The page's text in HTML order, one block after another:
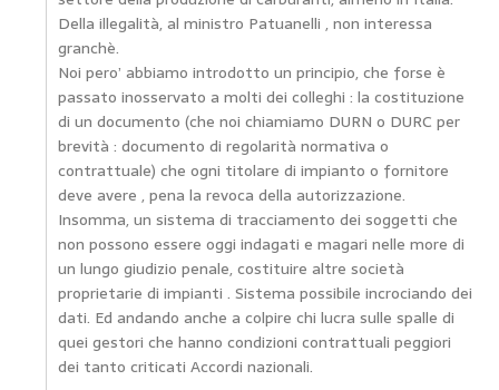
Della illegalità, al ministro Patuanelli , non interessa
granchè.
Noi pero’ abbiamo introdotto un principio, che forse è
passato inosservato a molti dei colleghi : la costituzione
di un documento (che noi chiamiamo DURN o DURC per
brevità : documento di regolarità normativa o
contrattuale) che ogni titolare di impianto o fornitore
deve avere , pena la revoca della autorizzazione.
Insomma, un sistema di tracciamento dei soggetti che
non possono essere oggi indagati e magari nelle more di
un lungo giudizio penale, costituire altre società
proprietarie di impianti . Sistema possibile incrociando dei
dati. Ed andando anche a colpire chi lucra sulle spalle di
quei gestori che hanno condizioni contrattuali peggiori
dei tanto criticati Accordi nazionali.